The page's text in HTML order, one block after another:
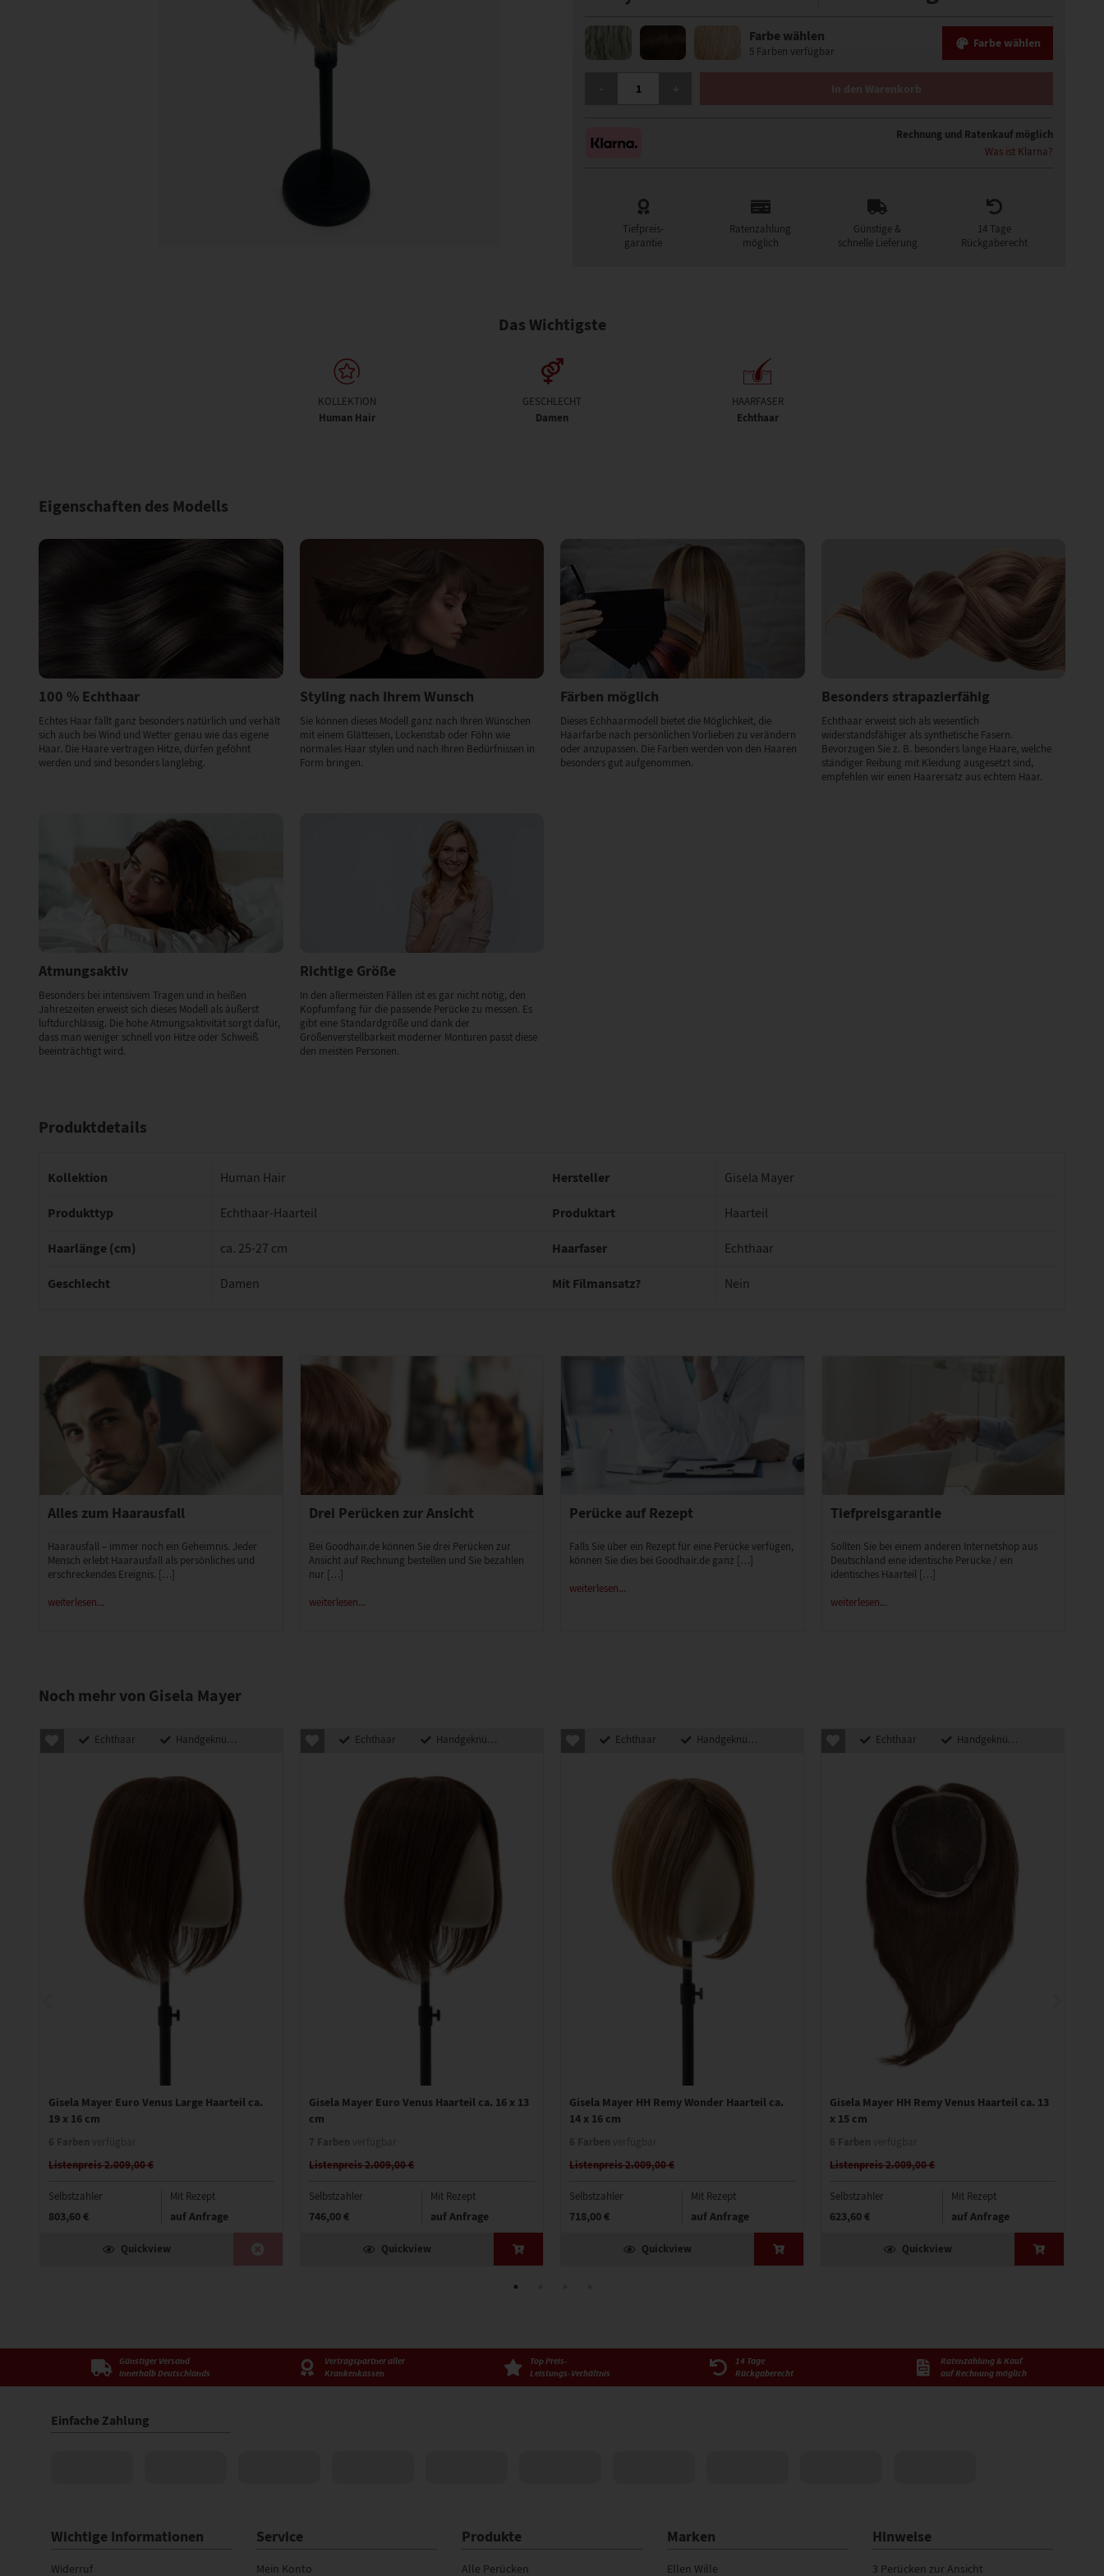
Farbe wählen
5 Farben verfügbar
Farbe wählen
In den Warenkorb
Rechnung und Ratenkauf möglich
Was ist Klarna?
Tiefpreis-
garantie
Ratenzahlung
möglich
Günstige &
schnelle Lieferung
14 Tage
Rückgaberecht
Das Wichtigste
KOLLEKTION
Human Hair
GESCHLECHT
Damen
HAARFASER
Echthaar
Eigenschaften des Modells
100 % Echthaar
Echtes Haar fällt ganz besonders natürlich und verhält
sich auch bei Wind und Wetter genau wie das eigene
Haar. Die Haare vertragen Hitze, dürfen geföhnt
werden und sind besonders langlebig.
Styling nach Ihrem Wunsch
Sie können dieses Modell ganz nach Ihren Wünschen
mit einem Glätteisen, Lockenstab oder Föhn wie
normales Haar stylen und nach Ihren Bedürfnissen in
Form bringen.
Färben möglich
Dieses Echhaarmodell bietet die Möglichkeit, die
Haarfarbe nach persönlichen Vorlieben zu verändern
oder anzupassen. Die Farben werden von den Haaren
besonders gut aufgenommen.
Besonders strapazierfähig
Echthaar erweist sich als wesentlich
widerstandsfähiger als synthetische Fasern.
Bevorzugen Sie z. B. besonders lange Haare, welche
ständiger Reibung mit Kleidung ausgesetzt sind,
empfehlen wir einen Haarersatz aus echtem Haar.
Atmungsaktiv
Besonders bei intensivem Tragen und in heißen
Jahreszeiten erweist sich dieses Modell als äußerst
luftdurchlässig. Die hohe Atmungsaktivität sorgt dafür,
dass man weniger schnell von Hitze oder Schweiß
beeinträchtigt wird.
Richtige Größe
In den allermeisten Fällen ist es gar nicht nötig, den
Kopfumfang für die passende Perücke zu messen. Es
gibt eine Standardgröße und dank der
Größenverstellbarkeit moderner Monturen passt diese
den meisten Personen.
Produktdetails
Kollektion Human Hair Hersteller Gisela Mayer
Produkttyp Echthaar-Haarteil Produktart Haarteil
Haarlänge (cm) ca. 25-27 cm Haarfaser Echthaar
Geschlecht Damen Mit Filmansatz? Nein
Alles zum Haarausfall
Haarausfall – immer noch ein Geheimnis. Jeder
Mensch erlebt Haarausfall als persönliches und
erschreckendes Ereignis. […]
weiterlesen...
Drei Perücken zur Ansicht
Bei Goodhair.de können Sie drei Perücken zur
Ansicht auf Rechnung bestellen und Sie bezahlen
nur […]
weiterlesen...
Perücke auf Rezept
Falls Sie über ein Rezept für eine Perücke verfügen,
können Sie dies bei Goodhair.de ganz […]
weiterlesen...
Tiefpreisgarantie
Sollten Sie bei einem anderen Internetshop aus
Deutschland eine identische Perücke / ein
identisches Haarteil […]
weiterlesen...
Noch mehr von Gisela Mayer
Echthaar Handgeknüpft
Gisela Mayer Euro Venus Large Haarteil ca.
19 x 16 cm
Listenpreis 2.009,00 €
Selbstzahler
803,60 €
Mit Rezept
auf Anfrage
Quickview
Echthaar Handgeknüpft
Gisela Mayer Euro Venus Haarteil ca. 16 x 13
cm
Listenpreis 2.009,00 €
Selbstzahler
746,00 €
Mit Rezept
auf Anfrage
Quickview
Echthaar Handgeknüpft
Gisela Mayer HH Remy Wonder Haarteil ca.
14 x 16 cm
Listenpreis 2.009,00 €
Selbstzahler
718,00 €
Mit Rezept
auf Anfrage
Quickview
Echthaar Handgeknüpft
Gisela Mayer HH Remy Venus Haarteil ca. 13
x 15 cm
Listenpreis 2.009,00 €
Selbstzahler
623,60 €
Mit Rezept
auf Anfrage
Quickview
Günstiger Versand
innerhalb Deutschlands
Vertragspartner aller
Krankenkassen
Top Preis-
Leistungs-Verhältnis
14 Tage
Rückgaberecht
Ratenzahlung & Kauf
auf Rechnung möglich
Einfache Zahlung
Wichtige Informationen
Widerruf
Service
Mein Konto
Produkte
Alle Perücken
Marken
Ellen Wille
Hinweise
3 Perücken zur Ansicht